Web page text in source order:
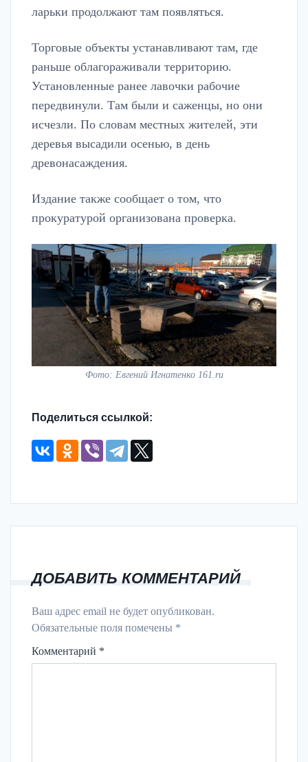
ларьки продолжают там появляться.
Торговые объекты устанавливают там, где
раньше облагораживали территорию.
Установленные ранее лавочки рабочие
передвинули. Там были и саженцы, но они
исчезли. По словам местных жителей, эти
деревья высадили осенью, в день
древонасаждения.
Издание также сообщает о том, что
прокуратурой организована проверка.
Фото: Евгений Игнатенко 161.ru
Поделиться ссылкой:
ДОБАВИТЬ КОММЕНТАРИЙ
Ваш адрес email не будет опубликован.
Обязательные поля помечены *
Комментарий *